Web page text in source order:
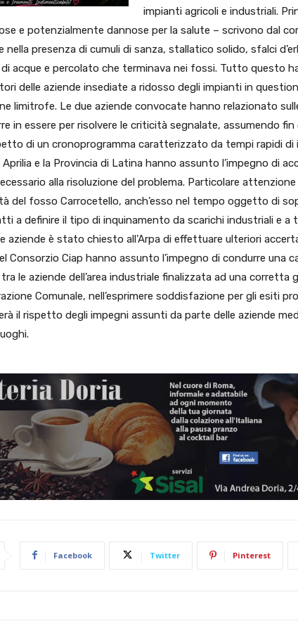
impianti agricoli e industriali.
e potenzialmente dannose per la salute – scrivono dal
presenza di cumuli di sanza, stallatico solido, sfalci
acque e percolato che terminava nei fossi. Tutto questo
delle aziende insediate a ridosso degli impianti in
limitrofe. Le due aziende convocate hanno relazionato
in essere per risolvere le criticità segnalate, assumendo
di un cronoprogramma caratterizzato da tempi rapidi
e la Provincia di Latina hanno assunto l’impegno di
alla risoluzione del problema. Particolare
del fosso Carrocetello, anch’esso nel tempo oggetto di
a definire il tipo di inquinamento da scarichi industriali e a
aziende è stato chiesto all’Arpa di effettuare ulteriori
Consorzio Ciap hanno assunto l’impegno di condurre una
le aziende dell’area industriale finalizzata ad una corretta
Comunale, nell’esprimere soddisfazione per gli esiti
il rispetto degli impegni assunti da parte delle aziende
Facebook Twitter Pinterest